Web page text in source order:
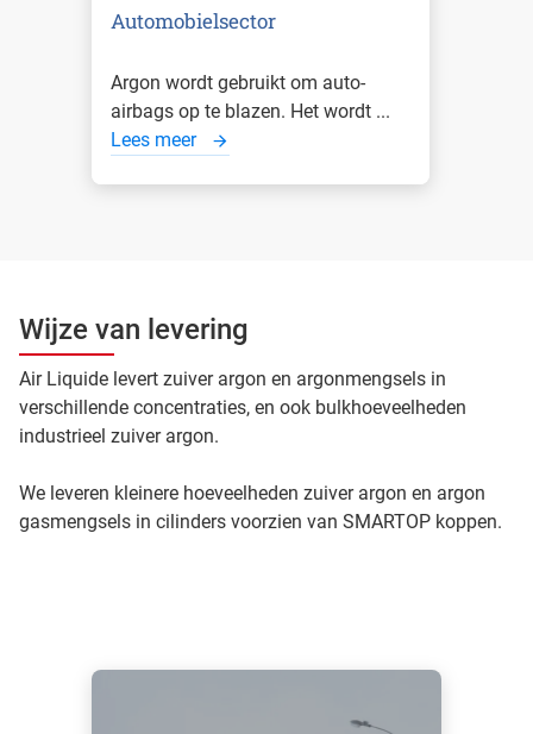
Automobielsector
Argon wordt gebruikt om auto-
airbags op te blazen. Het wordt ...
Lees meer
Wijze van levering
Air Liquide levert zuiver argon en argonmengsels in
verschillende concentraties, en ook bulkhoeveelheden
industrieel zuiver argon.
We leveren kleinere hoeveelheden zuiver argon en argon
gasmengsels in cilinders voorzien van SMARTOP koppen.